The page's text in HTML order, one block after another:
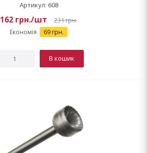
Артикул: 608
162 грн./шт 231грн.
Економія 69 грн.
В кошик